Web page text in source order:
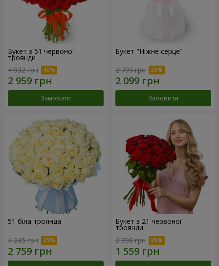
Букет з 51 червоної
троянди
4 932 грн
Замовити
Букет "Ніжне серце"
2 799 грн
Замовити
51 біла троянда
4 245 грн
Букет з 21 червоної
троянди
2 398 грн